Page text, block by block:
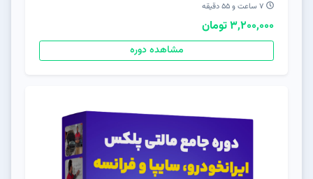
۷ ساعت و ۵۵ دقیقه
3,200,000 تومان
مشاهده دوره